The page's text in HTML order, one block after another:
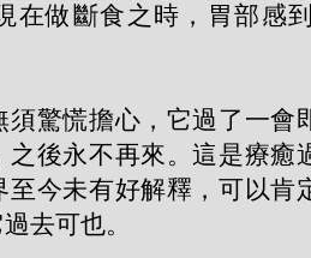
在做斷食之時，胃部感
須驚慌擔心，它過了一會
之後永不再來。這是療癒
至今未有好解釋，可以肯
去可也。